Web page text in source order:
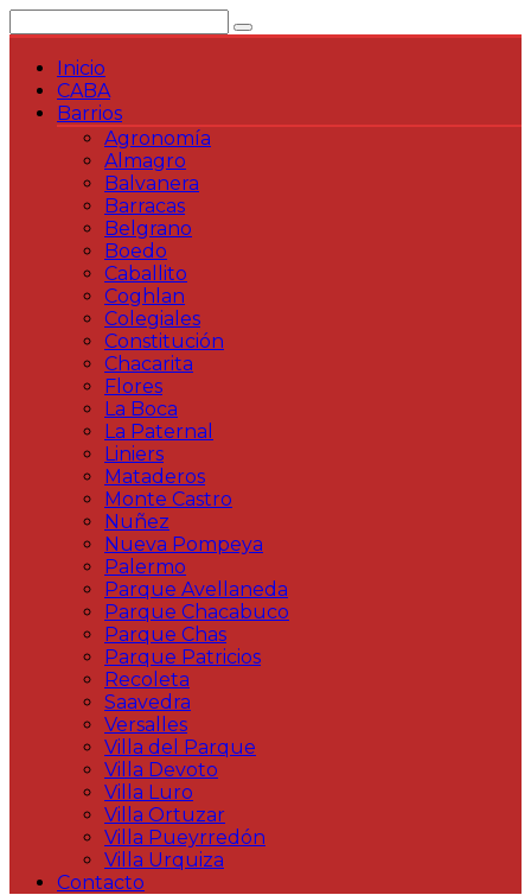
al
contenidoInicio
CABA
Barrios
Agronomía
Almagro
Balvanera
Barracas
Belgrano
Boedo
Caballito
Coghlan
Colegiales
Constitución
Chacarita
Flores
La Boca
La Paternal
Liniers
Mataderos
Monte Castro
Nuñez
Nueva Pompeya
Palermo
Parque Avellaneda
Parque Chacabuco
Parque Chas
Parque Patricios
Recoleta
Saavedra
Versalles
Villa del Parque
Villa Devoto
Villa Luro
Villa Ortuzar
Villa Pueyrredón
Villa Urquiza
Contacto